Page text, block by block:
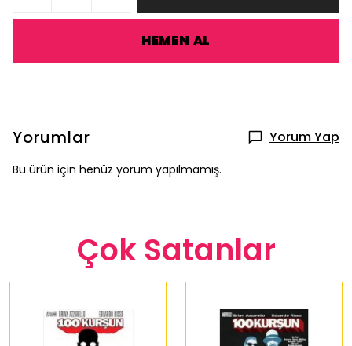
HEMEN AL
Yorumlar Yorum Yap
Bu ürün için henüz yorum yapılmamış.
Çok Satanlar